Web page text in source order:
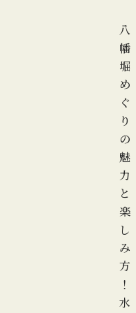
八
幡
堀
め
ぐ
り
の
魅
力
と
楽
し
み
方
！
水